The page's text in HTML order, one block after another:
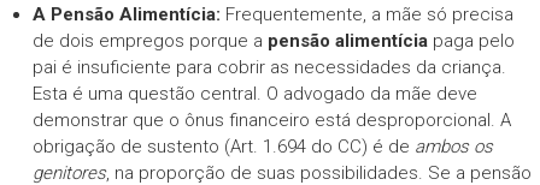
A Pensão Alimentícia: Frequentemente, a mãe só precisa
de dois empregos porque a pensão alimentíciapaga pelo
pai é insuficiente para cobrir as necessidades da criança.
Esta é uma questão central. O advogado da mãe deve
demonstrar que o ônus financeiro está desproporcional. A
obrigação de sustento (Art. 1.694 do CC) é de ambos os
genitores, na proporção de suas possibilidades. Se a pensão